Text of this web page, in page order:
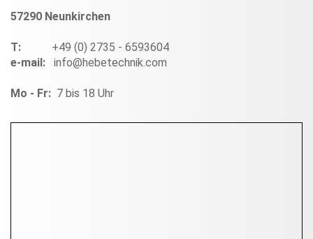
57290 Neunkirchen
T: +49 (0) 2735 - 6593604
e-mail: info@hebetechnik.com
Mo - Fr: 7 bis 18 Uhr